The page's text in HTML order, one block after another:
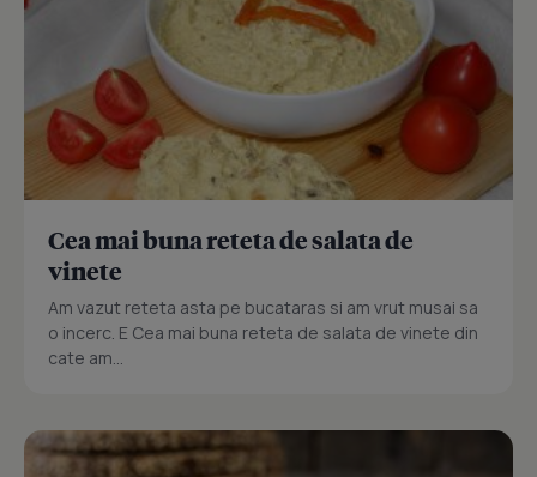
Cea mai buna reteta de salata de
vinete
Am vazut reteta asta pe bucataras si am vrut musai sa
o incerc. E Cea mai buna reteta de salata de vinete din
cate am...